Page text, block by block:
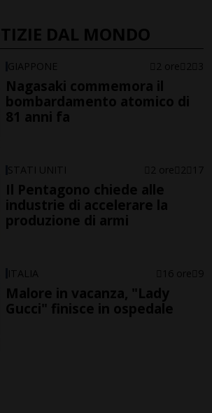
DAL MONDO
GIAPPONE 2 ore 2 3
Nagasaki commemora il
bombardamento atomico di
81 anni fa
STATI UNITI 2 ore 2 17
Il Pentagono chiede alle
industrie di accelerare la
produzione di armi
ITALIA 16 ore 9
Malore in vacanza, "Lady
Gucci" finisce in ospedale